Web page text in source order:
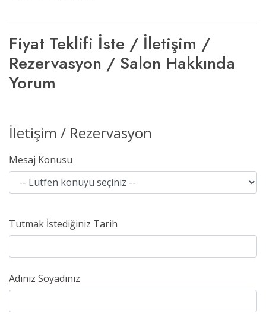
Fiyat Teklifi İste / İletişim /
Rezervasyon / Salon Hakkında
Yorum
İletişim / Rezervasyon
Mesaj Konusu
Tutmak İstediğiniz Tarih
Adınız Soyadınız